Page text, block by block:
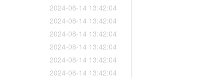
2024-08-14 13:42:04
2024-08-14 13:42:04
2024-08-14 13:42:04
2024-08-14 13:42:04
2024-08-14 13:42:04
2024-08-14 13:42:04